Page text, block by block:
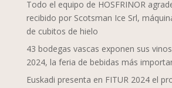
Todo el equipo de HOSFRINOR
recibido por Scotsman Ice Srl,
de cubitos de hielo
43 bodegas vascas exponen sus
2024, la feria de bebidas más
Euskadi presenta en FITUR 2024 el